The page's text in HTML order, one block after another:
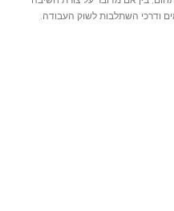
ודרכי השתלבות לשוק העבודה.